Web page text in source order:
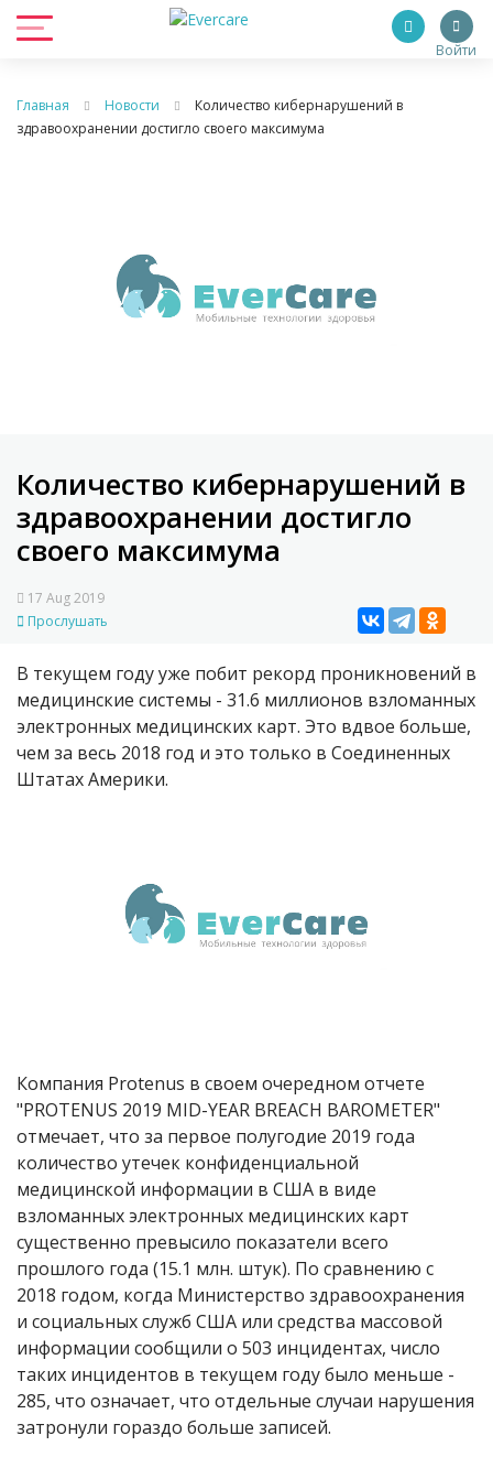
Войти
Главная Новости
Количество кибернарушений в
здравоохранении достигло своего максимума
Количество кибернарушений в
здравоохранении достигло
своего максимума
17 Aug 2019
Прослушать
В текущем году уже побит рекорд проникновений в
медицинские системы - 31.6 миллионов взломанных
электронных медицинских карт. Это вдвое больше,
чем за весь 2018 год и это только в Соединенных
Штатах Америки.
Компания Protenus в своем очередном отчете
"PROTENUS 2019 MID-YEAR BREACH BAROMETER"
отмечает, что за первое полугодие 2019 года
количество утечек конфиденциальной
медицинской информации в США в виде
взломанных электронных медицинских карт
существенно превысило показатели всего
прошлого года (15.1 млн. штук). По сравнению с
2018 годом, когда Министерство здравоохранения
и социальных служб США или средства массовой
информации сообщили о 503 инцидентах, число
таких инцидентов в текущем году было меньше -
285, что означает, что отдельные случаи нарушения
затронули гораздо больше записей.